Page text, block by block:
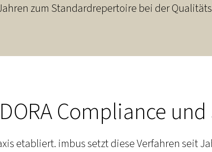
zum Standardrepertoire bei der
Compliance und
etabliert. imbus setzt diese Verfahren seit